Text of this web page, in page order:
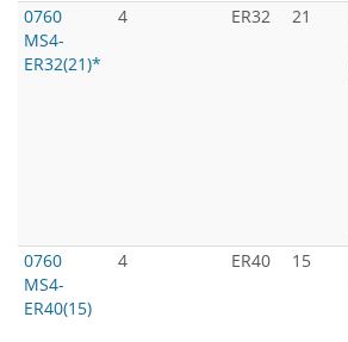
0760
MS4-
ER32(21)*
4 ER32 21
0760
MS4-
ER40(15)
4 ER40 15